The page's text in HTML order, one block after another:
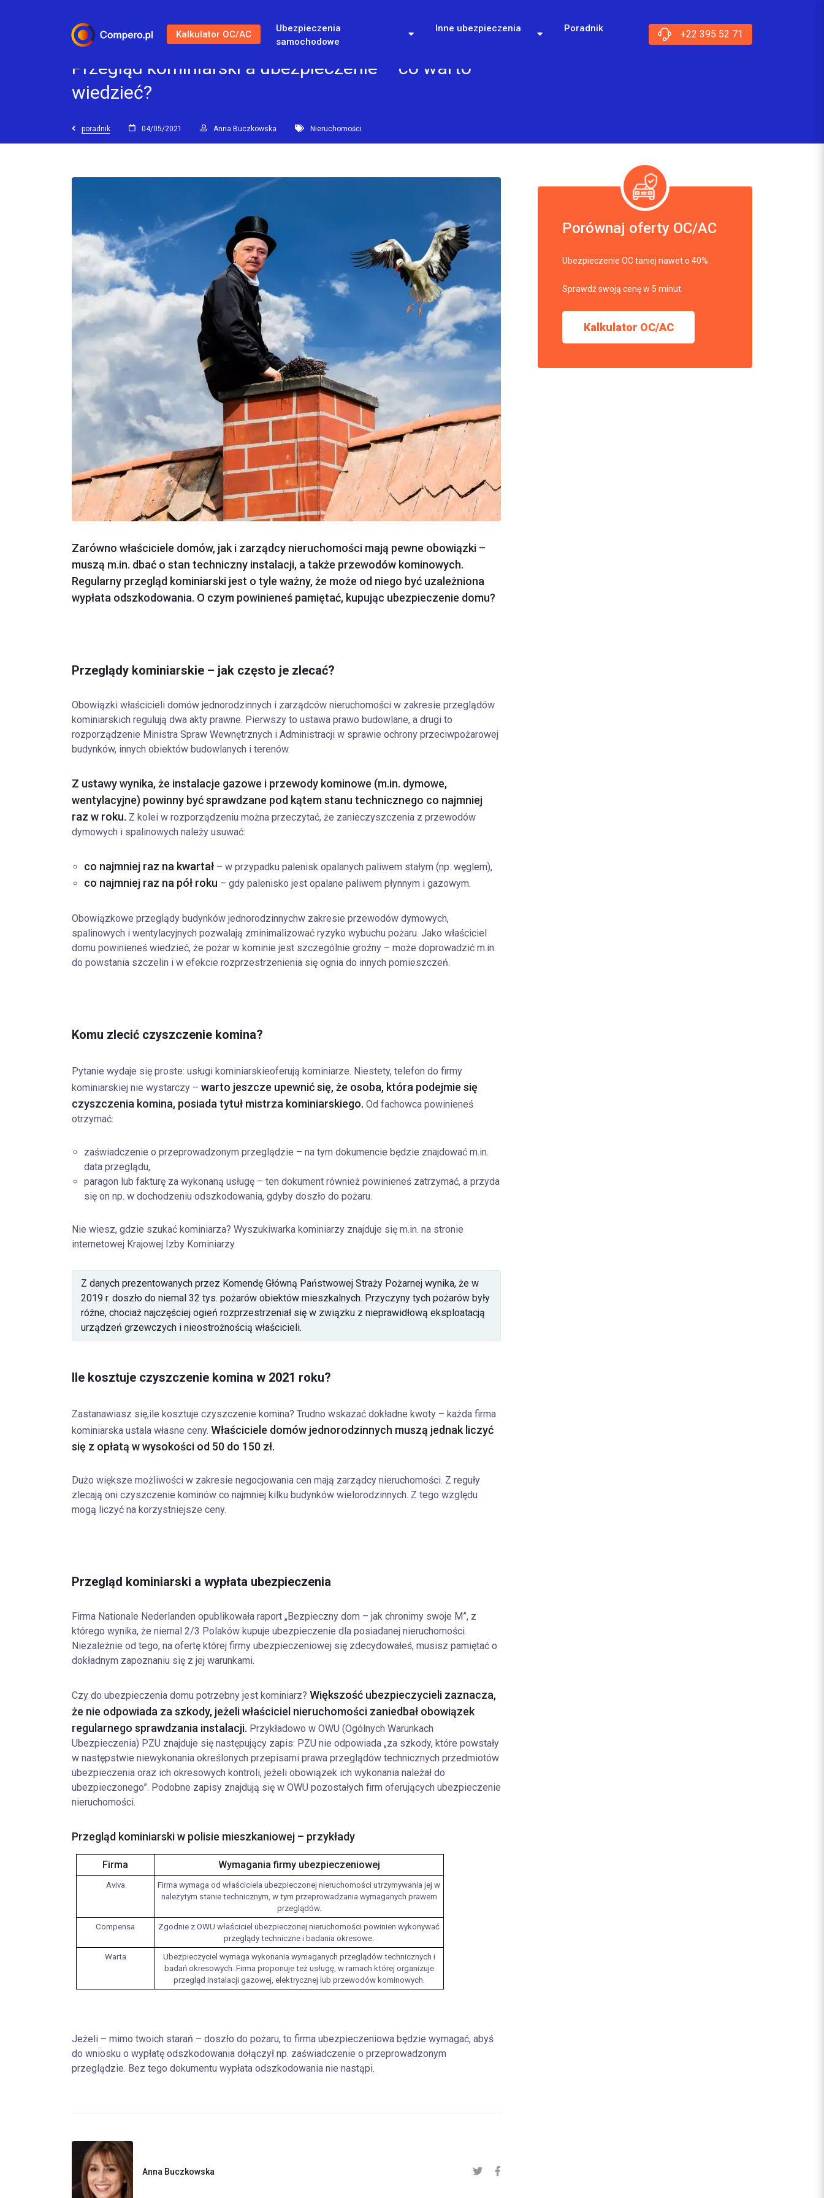
Kalkulator OC/AC
Ubezpieczenia
samochodowe
Inne ubezpieczenia Poradnik +22 395 52 71
Przegląd kominiarski a ubezpieczenie – co warto
wiedzieć?
poradnik 04/05/2021 Anna Buczkowska Nieruchomości
Zarówno właściciele domów, jak i zarządcy nieruchomości mają pewne obowiązki –
muszą m.in. dbać o stan techniczny instalacji, a także przewodów kominowych.
Regularny przegląd kominiarski jest o tyle ważny, że może od niego być uzależniona
wypłata odszkodowania. O czym powinieneś pamiętać, kupując ubezpieczenie domu?
Przeglądy kominiarskie – jak często je zlecać?
Obowiązki właścicieli domów jednorodzinnych i zarządców nieruchomości w zakresie przeglądów
kominiarskich regulują dwa akty prawne. Pierwszy to ustawa prawo budowlane, a drugi to
rozporządzenie Ministra Spraw Wewnętrznych i Administracji w sprawie ochrony przeciwpożarowej
budynków, innych obiektów budowlanych i terenów.
Z ustawy wynika, że instalacje gazowe i przewody kominowe (m.in. dymowe,
wentylacyjne) powinny być sprawdzane pod kątem stanu technicznego co najmniej
raz w roku. Z kolei w rozporządzeniu można przeczytać, że zanieczyszczenia z przewodów
dymowych i spalinowych należy usuwać:
co najmniej raz na kwartał – w przypadku palenisk opalanych paliwem stałym (np. węglem),
co najmniej raz na pół roku – gdy palenisko jest opalane paliwem płynnym i gazowym.
Obowiązkowe przeglądy budynków jednorodzinnychw zakresie przewodów dymowych,
spalinowych i wentylacyjnych pozwalają zminimalizować ryzyko wybuchu pożaru. Jako właściciel
domu powinieneś wiedzieć, że pożar w kominie jest szczególnie groźny – może doprowadzić m.in.
do powstania szczelin i w efekcie rozprzestrzenienia się ognia do innych pomieszczeń.
Komu zlecić czyszczenie komina?
Pytanie wydaje się proste: usługi kominiarskieoferują kominiarze. Niestety, telefon do firmy
kominiarskiej nie wystarczy – warto jeszcze upewnić się, że osoba, która podejmie się
czyszczenia komina, posiada tytuł mistrza kominiarskiego. Od fachowca powinieneś
otrzymać:
zaświadczenie o przeprowadzonym przeglądzie – na tym dokumencie będzie znajdować m.in.
data przeglądu,
paragon lub fakturę za wykonaną usługę – ten dokument również powinieneś zatrzymać, a przyda
się on np. w dochodzeniu odszkodowania, gdyby doszło do pożaru.
Nie wiesz, gdzie szukać kominiarza? Wyszukiwarka kominiarzy znajduje się m.in. na stronie
internetowej Krajowej Izby Kominiarzy.
Z danych prezentowanych przez Komendę Główną Państwowej Straży Pożarnej wynika, że w
2019 r. doszło do niemal 32 tys. pożarów obiektów mieszkalnych. Przyczyny tych pożarów były
różne, chociaż najczęściej ogień rozprzestrzeniał się w związku z nieprawidłową eksploatacją
urządzeń grzewczych i nieostrożnością właścicieli.
Ile kosztuje czyszczenie komina w 2021 roku?
Zastanawiasz się,ile kosztuje czyszczenie komina? Trudno wskazać dokładne kwoty – każda firma
kominiarska ustala własne ceny. Właściciele domów jednorodzinnych muszą jednak liczyć
się z opłatą w wysokości od 50 do 150 zł.
Dużo większe możliwości w zakresie negocjowania cen mają zarządcy nieruchomości. Z reguły
zlecają oni czyszczenie kominów co najmniej kilku budynków wielorodzinnych. Z tego względu
mogą liczyć na korzystniejsze ceny.
Przegląd kominiarski a wypłata ubezpieczenia
Firma Nationale Nederlanden opublikowała raport „Bezpieczny dom – jak chronimy swoje M”, z
którego wynika, że niemal 2/3 Polaków kupuje ubezpieczenie dla posiadanej nieruchomości.
Niezależnie od tego, na ofertę której firmy ubezpieczeniowej się zdecydowałeś, musisz pamiętać o
dokładnym zapoznaniu się z jej warunkami.
Czy do ubezpieczenia domu potrzebny jest kominiarz? Większość ubezpieczycieli zaznacza,
że nie odpowiada za szkody, jeżeli właściciel nieruchomości zaniedbał obowiązek
regularnego sprawdzania instalacji. Przykładowo w OWU (Ogólnych Warunkach
Ubezpieczenia) PZU znajduje się następujący zapis: PZU nie odpowiada „za szkody, które powstały
w następstwie niewykonania określonych przepisami prawa przeglądów technicznych przedmiotów
ubezpieczenia oraz ich okresowych kontroli, jeżeli obowiązek ich wykonania należał do
ubezpieczonego”. Podobne zapisy znajdują się w OWU pozostałych firm oferujących ubezpieczenie
nieruchomości.
Przegląd kominiarski w polisie mieszkaniowej – przykłady
Firma Wymagania firmy ubezpieczeniowej
Aviva
Firma wymaga od właściciela ubezpieczonej nieruchomości utrzymywania jej w
należytym stanie technicznym, w tym przeprowadzania wymaganych prawem
przeglądów.
Compensa
Zgodnie z OWU właściciel ubezpieczonej nieruchomości powinien wykonywać
przeglądy techniczne i badania okresowe.
Warta
Ubezpieczyciel wymaga wykonania wymaganych przeglądów technicznych i
badań okresowych. Firma proponuje też usługę, w ramach której organizuje
przegląd instalacji gazowej, elektrycznej lub przewodów kominowych.
Jeżeli – mimo twoich starań – doszło do pożaru, to firma ubezpieczeniowa będzie wymagać, abyś
do wniosku o wypłatę odszkodowania dołączył np. zaświadczenie o przeprowadzonym
przeglądzie. Bez tego dokumentu wypłata odszkodowania nie nastąpi.
Anna Buczkowska
Porównaj oferty OC/AC
Ubezpieczenie OC taniej nawet o 40%.
Sprawdź swoją cenę w 5 minut.
Kalkulator OC/AC